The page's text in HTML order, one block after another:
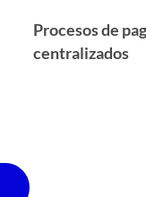
Procesos de
centralizados